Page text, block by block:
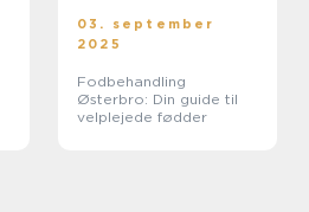
03. september
2025
Fodbehandling
Østerbro: Din guide til
velplejede fødder